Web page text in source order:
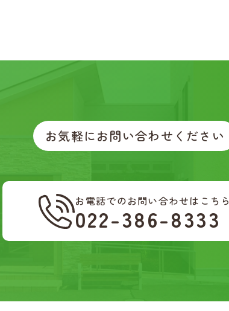
お気軽にお問い合わせください
お電話でのお問い合わせはこちら
022-386-8333